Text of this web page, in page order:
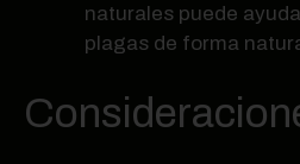
naturales puede
plagas de forma